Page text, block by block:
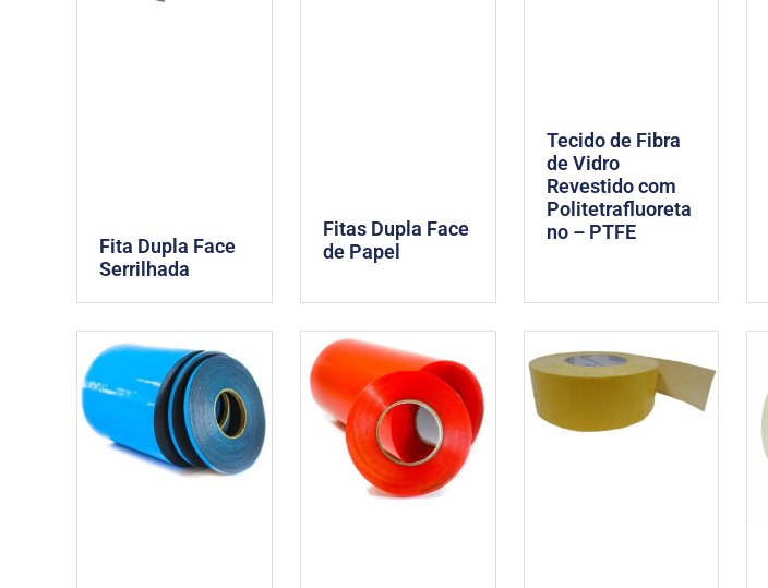
Fita Dupla Face
Serrilhada
Fitas Dupla Face
de Papel
Tecido de Fibra
de Vidro
Revestido com
Politetrafluoreta
no – PTFE